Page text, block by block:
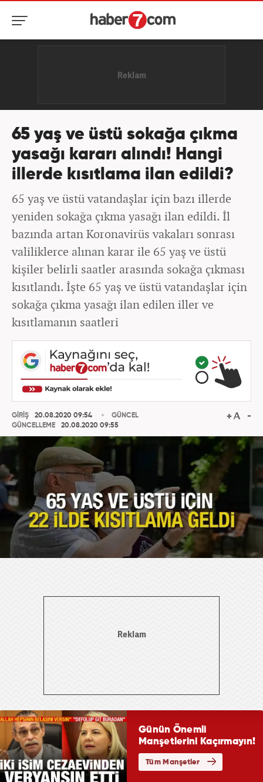
65 yaş ve üstü sokağa çıkma
yasağı kararı alındı! Hangi
illerde kısıtlama ilan edildi?
65 yaş ve üstü vatandaşlar için bazı illerde
yeniden sokağa çıkma yasağı ilan edildi. İl
bazında artan Koronavirüs vakaları sonrası
valiliklerce alınan karar ile 65 yaş ve üstü
kişiler belirli saatler arasında sokağa çıkması
kısıtlandı. İşte 65 yaş ve üstü vatandaşlar için
sokağa çıkma yasağı ilan edilen iller ve
kısıtlamanın saatleri
GİRİŞ
20.08.2020 09:54
GÜNCELLEME
20.08.2020 09:55
GÜNCEL